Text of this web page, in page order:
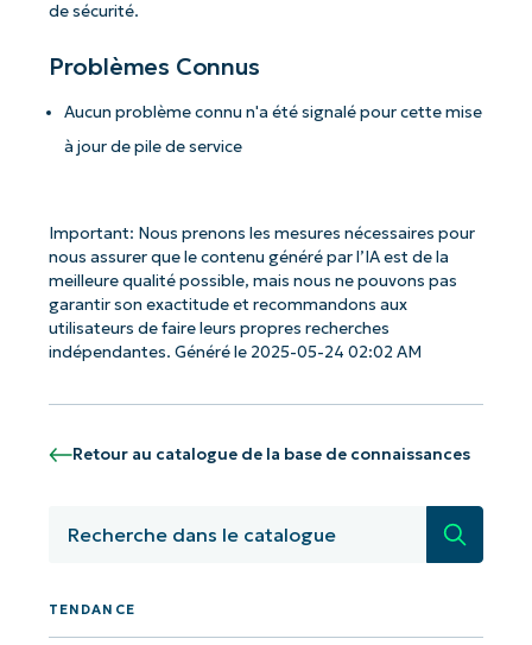
de sécurité.
Problèmes Connus
Aucun problème connu n'a été signalé pour cette mise
à jour de pile de service
Important: Nous prenons les mesures nécessaires pour
nous assurer que le contenu généré par l’IA est de la
meilleure qualité possible, mais nous ne pouvons pas
garantir son exactitude et recommandons aux
utilisateurs de faire leurs propres recherches
indépendantes. Généré le 2025-05-24 02:02 AM
Retour au catalogue de la base de connaissances
TENDANCEpilotées par l'IA de NinjaOne !